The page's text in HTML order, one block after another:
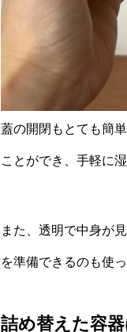
蓋の開閉もとても簡
ことができ、手軽に
また、透明で中身が見
を準備できるのも使
詰め替えた容